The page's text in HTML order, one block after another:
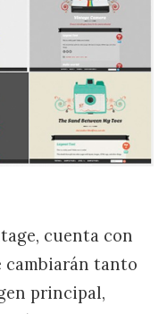
cuenta con
cambiarán tanto
principal,